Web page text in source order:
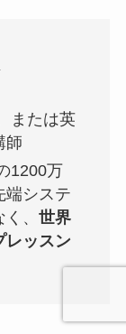
または英
師
1200万
端システ
、 世界
レッスン